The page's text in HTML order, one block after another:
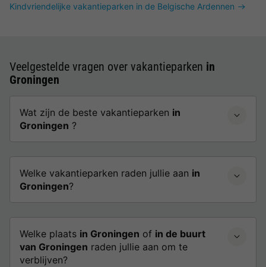
Kindvriendelijke vakantieparken in de Belgische Ardennen
Veelgestelde vragen over vakantieparken in
Groningen
Wat zijn de beste vakantieparken in
Groningen ?
Welke vakantieparken raden jullie aan in
Groningen?
Welke plaats in Groningen of in de buurt
van Groningen raden jullie aan om te
verblijven?